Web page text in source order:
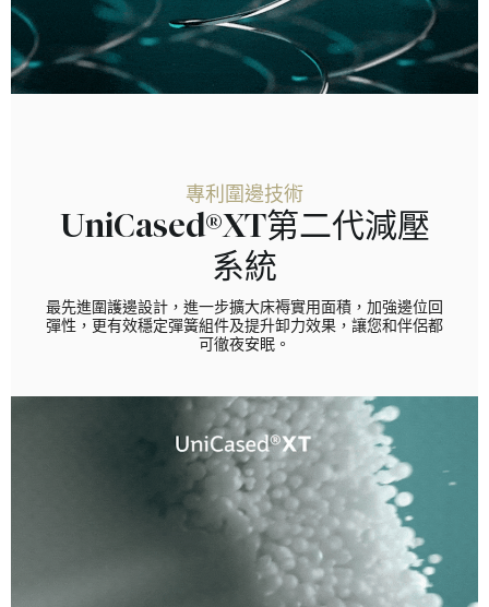
專利圍邊技術
UniCased®XT第二代減壓
系統
最先進圍護邊設計，進一步擴大床褥實用面積，加強邊位回
彈性，更有效穩定彈簧組件及提升卸力效果，讓您和伴侶都
可徹夜安眠。